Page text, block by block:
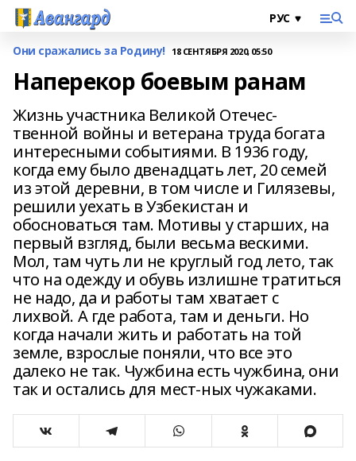
Они сражались за Родину! 18 СЕНТЯБРЯ 2020, 05:50
Наперекор боевым ранам
Жизнь участника Великой Отечес-
твенной войны и ветерана труда богата
интересными событиями. В 1936 году,
когда ему было двенадцать лет, 20 семей
из этой деревни, в том числе и Гилязевы,
решили уехать в Узбекистан и
обосноваться там. Мотивы у старших, на
первый взгляд, были весьма вескими.
Мол, там чуть ли не круглый год лето, так
что на одежду и обувь излишне тратиться
не надо, да и работы там хватает с
лихвой. А где работа, там и деньги. Но
когда начали жить и работать на той
земле, взрослые поняли, что все это
далеко не так. Чужбина есть чужбина, они
так и остались для мест-ных чужаками.